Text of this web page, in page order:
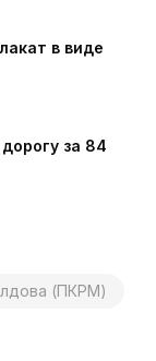
в виде
за 84
(ПКРМ)